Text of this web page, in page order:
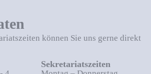
können Sie uns gerne direkt
Sekretariatszeiten